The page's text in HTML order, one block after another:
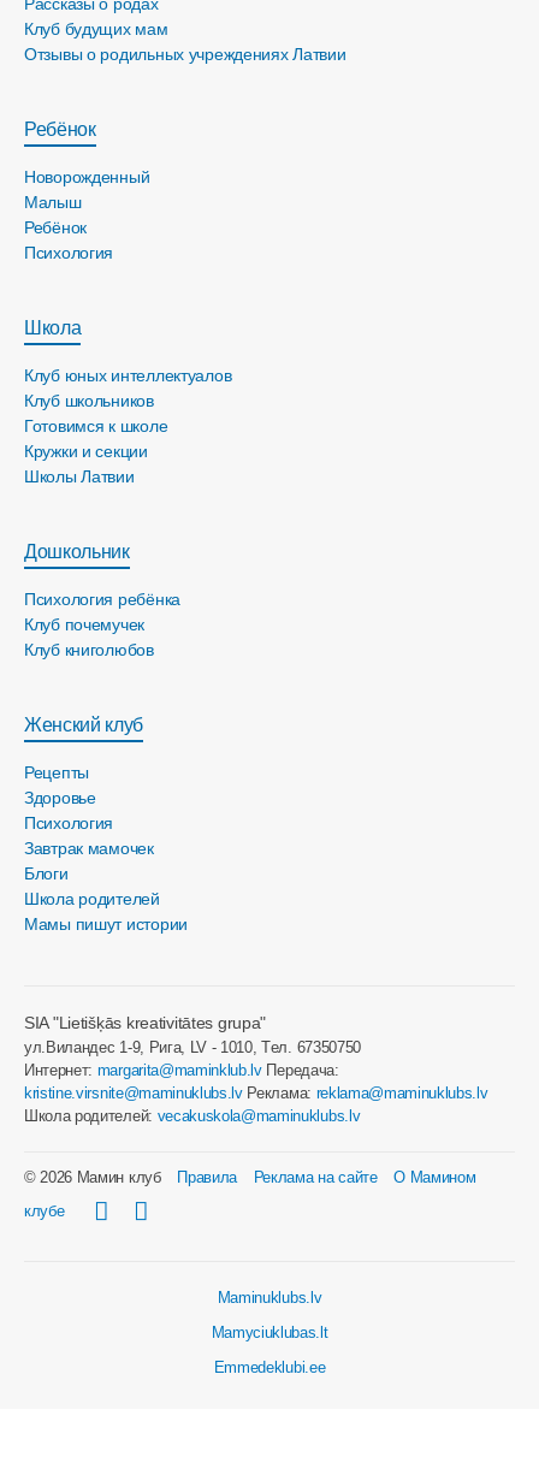
Клуб будущих мам
Отзывы о родильных учреждениях Латвии
Ребёнок
Новорожденный
Малыш
Ребёнок
Психология
Школа
Клуб юных интеллектуалов
Клуб школьников
Готовимся к школе
Кружки и секции
Школы Латвии
Дошкольник
Психология ребёнка
Клуб почемучек
Клуб книголюбов
Женский клуб
Рецепты
Здоровье
Психология
Завтрак мамочек
Блоги
Школа родителей
Мамы пишут истории
SIA "Lietišķās kreativitātes grupa"
ул.Виландес 1-9, Рига, LV - 1010, Tел. 67350750
Интернет: margarita@maminklub.lvПередача:
kristine.virsnite@maminuklubs.lvРеклама: reklama@maminuklubs.lv
Школа родителей: vecakuskola@maminuklubs.lv
© 2026 Мамин клуб Правила Реклама на сайте
О Мамином
клубе
Maminuklubs.lv
Mamyciuklubas.lt
Emmedeklubi.ee